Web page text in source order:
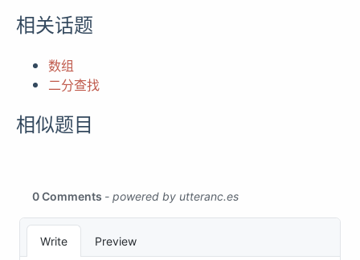
相关话题
数组
二分查找
相似题目